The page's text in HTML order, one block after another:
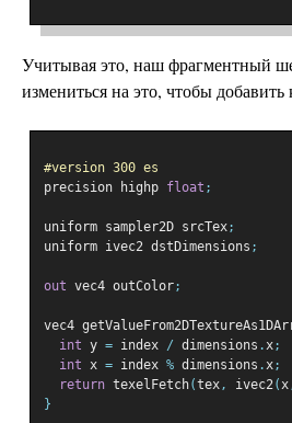
Учитывая это, наш фрагментный
измениться на это, чтобы
#version 300 es
precision highp float ;
uniform sampler2D srcTex;
uniform ivec2 dstDimensions ;
out vec4 outColor;
vec4
int y = index / dimensions .x;
int x = index % dimensions .x;
return texelFetch(tex, ivec2(x
}